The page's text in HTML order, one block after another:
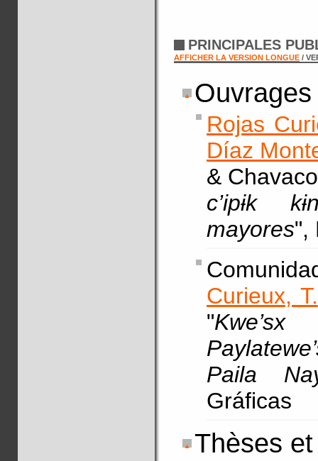
PRINCIPALES
AFFICHER LA VERSION LONGUE /
Ouvrages
Rojas
Díaz
&
c’ipɨk
mayores",
Curieux, T.
"
Paila
Gráficas
Thèses